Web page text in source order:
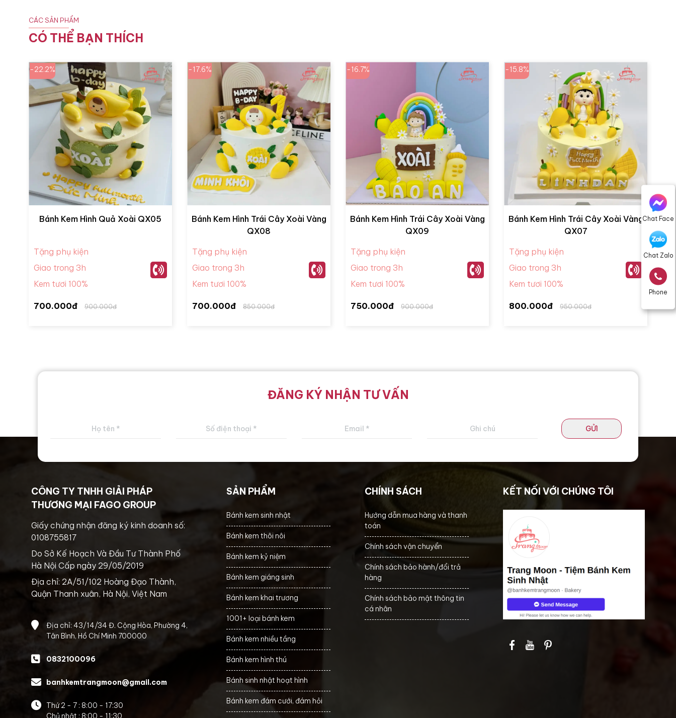
Chat Face
Chat Zalo
Phone
CÁC SẢN PHẨM
CÓ THỂ BẠN THÍCH
-22.2%
Bánh Kem Hình Quả Xoài QX05
Tặng phụ kiện
Giao trong 3h
Kem tươi 100%
700.000đ 900.000đ
-17.6%
Bánh Kem Hình Trái Cây Xoài Vàng
QX08
Tặng phụ kiện
Giao trong 3h
Kem tươi 100%
700.000đ 850.000đ
-16.7%
Bánh Kem Hình Trái Cây Xoài Vàng
QX09
Tặng phụ kiện
Giao trong 3h
Kem tươi 100%
750.000đ 900.000đ
-15.8%
Bánh Kem Hình Trái Cây Xoài Vàng
QX07
Tặng phụ kiện
Giao trong 3h
Kem tươi 100%
800.000đ 950.000đ
ĐĂNG KÝ NHẬN TƯ VẤN
GỬI
CÔNG TY TNHH GIẢI PHÁP
THƯƠNG MẠI FAGO GROUP
Giấy chứng nhận đăng ký kinh doanh số:
0108755817
Do Sở Kế Hoạch Và Đầu Tư Thành Phố
Hà Nội Cấp ngày 29/05/2019
Địa chỉ: 2A/51/102 Hoàng Đạo Thành,
Quận Thanh xuân, Hà Nội, Việt Nam
Địa chỉ: 43/14/34 Đ. Cộng Hòa, Phường 4,
Tân Bình, Hồ Chí Minh 700000
0832100096
banhkemtrangmoon@gmail.com
Thứ 2 - 7 : 8:00 - 17:30
Chủ nhật : 8:00 - 11:30
SẢN PHẨM
Bánh kem sinh nhật
Bánh kem thôi nôi
Bánh kem kỷ niệm
Bánh kem giáng sinh
Bánh kem khai trương
1001+ loại bánh kem
Bánh kem nhiều tầng
Bánh kem hình thú
Bánh sinh nhật hoạt hình
Bánh kem đám cưới, đám hỏi
CHÍNH SÁCH
Hướng dẫn mua hàng và thanh
toán
Chính sách vận chuyển
Chính sách bảo hành/đổi trả
hàng
Chính sách bảo mật thông tin
cá nhân
KẾT NỐI VỚI CHÚNG TÔI